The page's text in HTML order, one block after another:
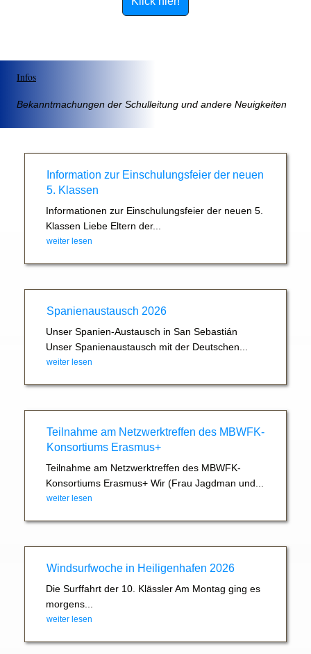
Infos
Bekanntmachungen der Schulleitung und andere Neuigkeiten
Information zur Einschulungsfeier der neuen
5. Klassen
Informationen zur Einschulungsfeier der neuen 5.
Klassen Liebe Eltern der...
weiter lesen
Spanienaustausch 2026
Unser Spanien-Austausch in San Sebastián
Unser Spanienaustausch mit der Deutschen...
weiter lesen
Teilnahme am Netzwerktreffen des MBWFK-
Konsortiums Erasmus+
Teilnahme am Netzwerktreffen des MBWFK-
Konsortiums Erasmus+ Wir (Frau Jagdman und...
weiter lesen
Windsurfwoche in Heiligenhafen 2026
Die Surffahrt der 10. Klässler Am Montag ging es
morgens...
weiter lesen